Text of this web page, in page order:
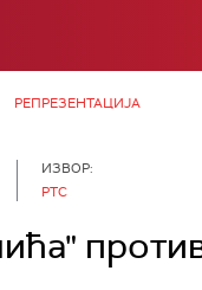
РЕПРЕЗЕНТАЦИЈА
ИЗВОР:
РТС